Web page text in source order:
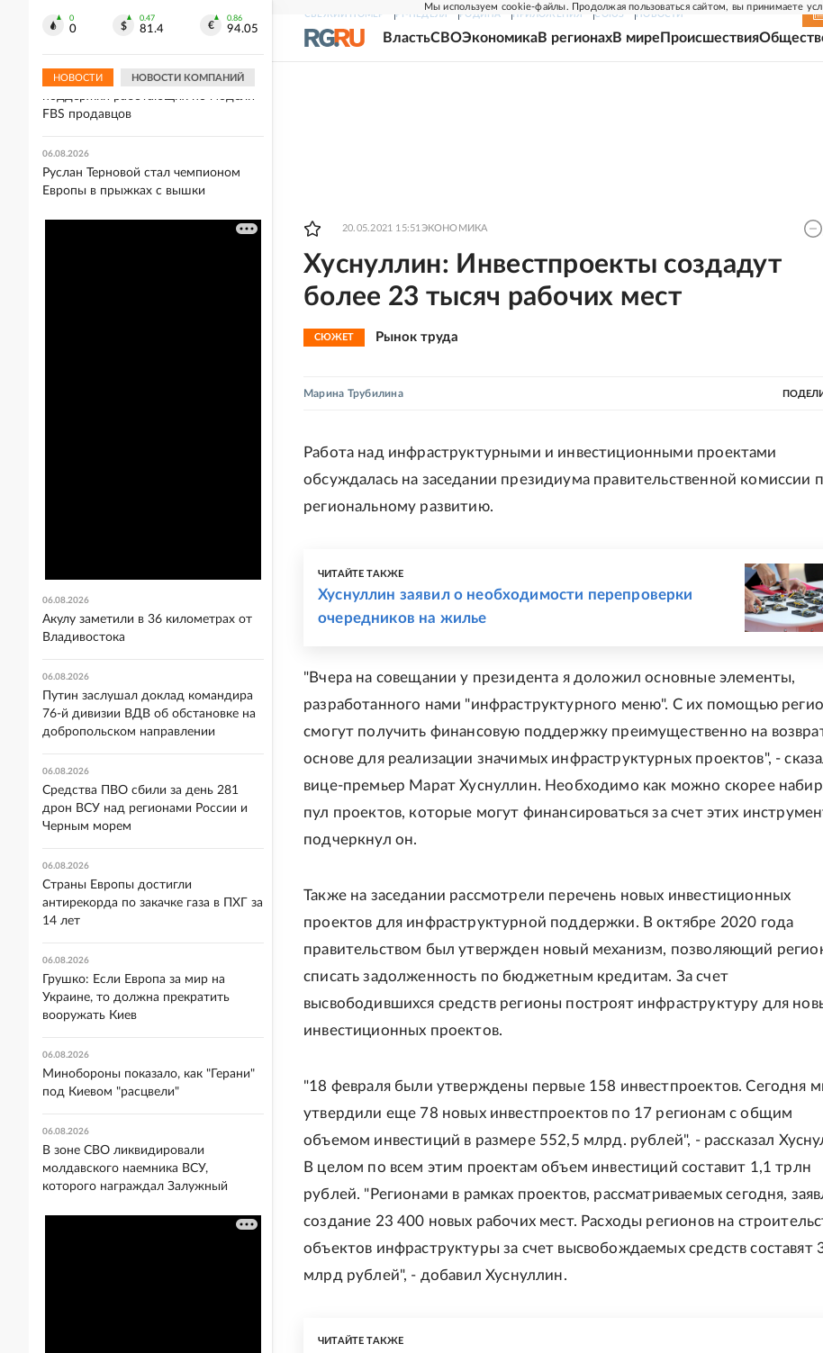
Мы используем cookie-файлы. Продолжая пользоваться сайтом, вы принимаете
СВЕЖИЙ НОМЕР РГ-НЕДЕЛЯ РОДИНА ПРИЛОЖЕНИЯ СОЮЗ НОВОСТИ
ВластьСВОЭкономикаВ регионахВ мире Происшествия
20.05.2021 15:51 ЭКОНОМИКА
Хуснуллин: Инвестпроекты создадут
более 23 тысяч рабочих мест
СЮЖЕТ Рынок труда
Марина Трубилина
Работа над инфраструктурными и инвестиционными проектами
обсуждалась на заседании президиума правительственной комиссии
региональному развитию.
ЧИТАЙТЕ ТАКЖЕ
Хуснуллин заявил о необходимости перепроверки
очередников на жилье
"Вчера на совещании у президента я доложил основные элементы,
разработанного нами "инфраструктурного меню". С их помощью
смогут получить финансовую поддержку преимущественно на
основе для реализации значимых инфраструктурных проектов", -
вице-премьер Марат Хуснуллин. Необходимо как можно скорее
пул проектов, которые могут финансироваться за счет этих
подчеркнул он.
Также на заседании рассмотрели перечень новых инвестиционных
проектов для инфраструктурной поддержки. В октябре 2020 года
правительством был утвержден новый механизм, позволяющий
списать задолженность по бюджетным кредитам. За счет
высвободившихся средств регионы построят инфраструктуру для
инвестиционных проектов.
"18 февраля были утверждены первые 158 инвестпроектов. Сегодня
утвердили еще 78 новых инвестпроектов по 17 регионам с общим
объемом инвестиций в размере 552,5 млрд. рублей", - рассказал
В целом по всем этим проектам объем инвестиций составит 1,1 трлн
рублей. "Регионами в рамках проектов, рассматриваемых сегодня,
создание 23 400 новых рабочих мест. Расходы регионов на
объектов инфраструктуры за счет высвобождаемых средств составят
млрд рублей", - добавил Хуснуллин.
ЧИТАЙТЕ ТАКЖЕ
0
0
0.47
81.4
0.86
94.05
НОВОСТИ НОВОСТИ КОМПАНИЙ
кандидата в президенты Тонделье
Wildberries расширила меры
поддержки работающих по модели
FBS продавцов
06.08.2026
Руслан Терновой стал чемпионом
Европы в прыжках с вышки
06.08.2026
Акулу заметили в 36 километрах от
Владивостока
06.08.2026
Путин заслушал доклад командира
76-й дивизии ВДВ об обстановке на
добропольском направлении
06.08.2026
Средства ПВО сбили за день 281
дрон ВСУ над регионами России и
Черным морем
06.08.2026
Страны Европы достигли
антирекорда по закачке газа в ПХГ за
14 лет
06.08.2026
Грушко: Если Европа за мир на
Украине, то должна прекратить
вооружать Киев
06.08.2026
Минобороны показало, как "Герани"
под Киевом "расцвели"
06.08.2026
В зоне СВО ликвидировали
молдавского наемника ВСУ,
которого награждал Залужный